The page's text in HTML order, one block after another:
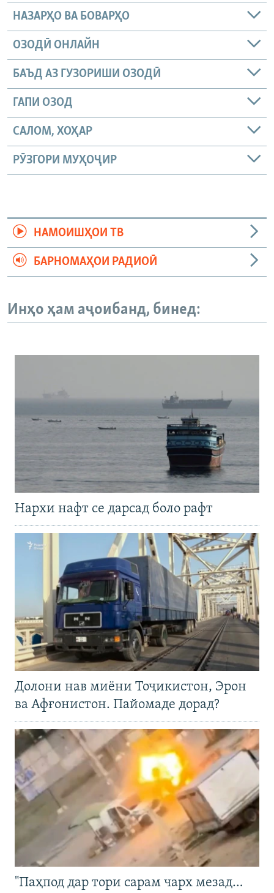
НАЗАРҲО ВА БОВАРҲО
ОЗОДӢ ОНЛАЙН
БАЪД АЗ ГУЗОРИШИ ОЗОДӢ
ГАПИ ОЗОД
САЛОМ, ХОҲАР
РӮЗГОРИ МУҲОҶИР
НАМОИШҲОИ ТВ
БАРНОМАҲОИ РАДИОӢ
Инҳо ҳам аҷоибанд, бинед:
Нархи нафт се дарсад боло рафт
Долони нав миёни Тоҷикистон, Эрон
ва Афғонистон. Пайомаде дорад?
"Паҳпод дар тори сарам чарх мезад…